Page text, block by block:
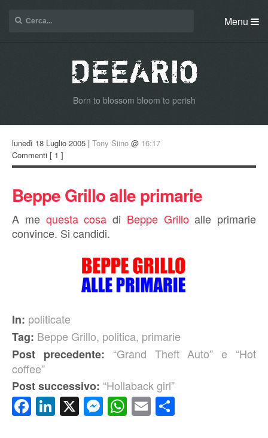
Menu
Born to blossom bloom to perish
lunedì 18 Luglio 2005 | Tony Siino @ 16:17
Commenti [ 1 ]
Beppe Grillo alle primarie
A me questa cosa di Beppe Grilloalle primarie
convince. Si candidi.
In: politicate
Tag: Beppe Grillo, politica, primarie
Post precedente: “Grand Theft Auto” e “Hot
coffee”
Post successivo: “Hollaback girl”
Facebook
LinkedIn
X Messenger
WhatsApp
Email